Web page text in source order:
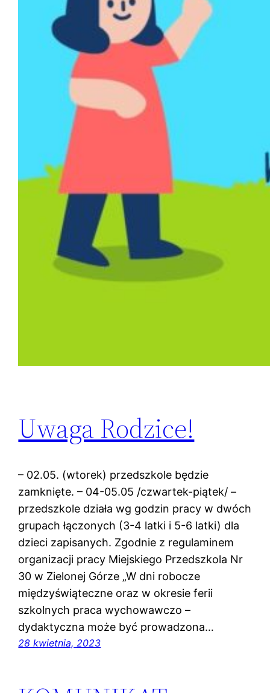
Uwaga Rodzice!
– 02.05. (wtorek) przedszkole będzie
zamknięte. – 04-05.05 /czwartek-piątek/ –
przedszkole działa wg godzin pracy w dwóch
grupach łączonych (3-4 latki i 5-6 latki) dla
dzieci zapisanych. Zgodnie z regulaminem
organizacji pracy Miejskiego Przedszkola Nr
30 w Zielonej Górze „W dni robocze
międzyświąteczne oraz w okresie ferii
szkolnych praca wychowawczo –
dydaktyczna może być prowadzona…
28 kwietnia, 2023